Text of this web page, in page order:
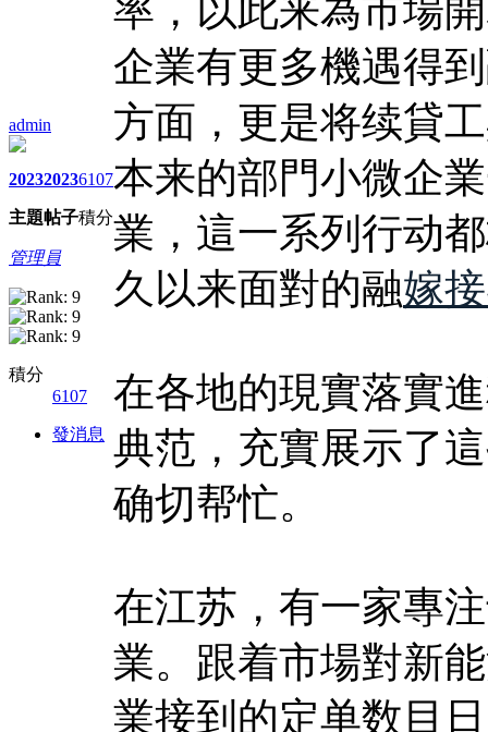
admin
2023
主題
2023
帖子
6107
積分
管理員
積分
6107
發消息
率，以此来為市場
企業有更多機遇得
方面，更是将续貸
本来的部門小微企
業，這一系列行动
久以来面對的融嫁
在各地的現實落實
典范，充實展示了
确切帮忙。
在江苏，有一家專
業。跟着市場對新
業接到的定单数目